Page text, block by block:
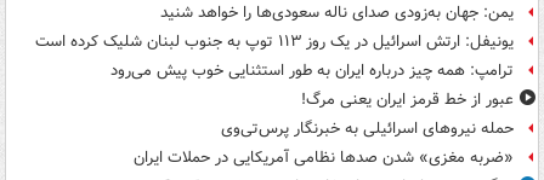
یمن: جهان به‌زودی صدای ناله سعودی‌ها را خواهد شنید
یونیفل: ارتش اسرائیل در یک روز ۱۱۳ توپ به جنوب لبنان شلیک کرده است
ترامپ: همه چیز درباره ایران به طور استثنایی خوب پیش می‌رود
عبور از خط قرمز ایران یعنی مرگ!
حمله نیروهای اسرائیلی به خبرنگار پرس‌تی‌وی
«ضربه مغزی» شدن صدها نظامی آمریکایی در حملات ایران